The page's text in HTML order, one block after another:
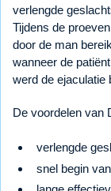
verlengde
Tijdens de
door de man
wanneer de
werd de ejaculatie
De voordelen van
verlengde
snel begin